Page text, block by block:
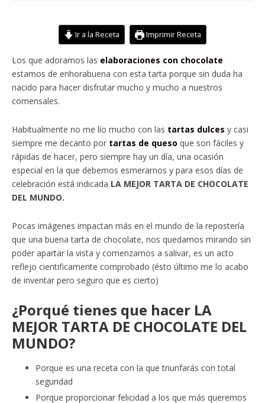
Ir a la Receta Imprimir Receta
Los que adoramos las elaboraciones con chocolate
estamos de enhorabuena con esta tarta porque sin duda ha
nacido para hacer disfrutar mucho y mucho a nuestros
comensales.
Habitualmente no me lío mucho con las tartas dulces y casi
siempre me decanto por tartas de queso que son fáciles y
rápidas de hacer, pero siempre hay un día, una ocasión
especial en la que debemos esmerarnos y para esos días de
celebración está indicada LA MEJOR TARTA DE CHOCOLATE
DEL MUNDO.
Pocas imágenes impactan más en el mundo de la repostería
que una buena tarta de chocolate, nos quedamos mirando sin
poder apartar la vista y comenzamos a salivar, es un acto
reflejo cientificamente comprobado (ésto último me lo acabo
de inventar pero seguro que es cierto)
¿Porqué tienes que hacer LA
MEJOR TARTA DE CHOCOLATE DEL
MUNDO?
Porque es una receta con la que triunfarás con total
seguridad
Porque proporcionar felicidad a los que más queremos